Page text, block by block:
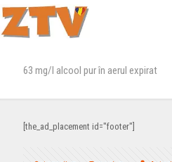
63 mg/l alcool pur în aerul expirat
[the_ad_placement id="footer"]